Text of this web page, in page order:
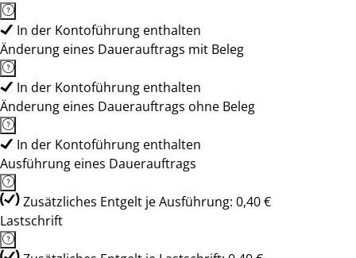
In der Kontoführung enthalten
Änderung eines Dauerauftrags mit Beleg
In der Kontoführung enthalten
Änderung eines Dauerauftrags ohne Beleg
In der Kontoführung enthalten
Ausführung eines Dauerauftrags
Zusätzliches Entgelt je Ausführung: 0,40 €
Lastschrift